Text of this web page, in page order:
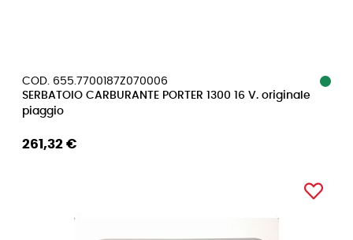
COD. 655.7700187Z070006
SERBATOIO CARBURANTE PORTER 1300 16 V. originale
piaggio
261,32 €